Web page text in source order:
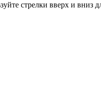
стрелки вверх и